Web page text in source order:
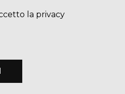
la privacy